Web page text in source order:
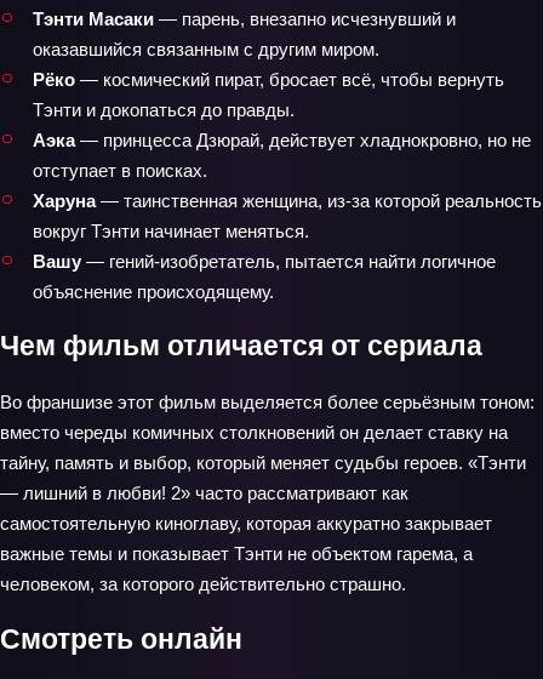
Тэнти Масаки — парень, внезапно исчезнувший и
оказавшийся связанным с другим миром.
Рёко — космический пират, бросает всё, чтобы вернуть
Тэнти и докопаться до правды.
Аэка— принцесса Дзюрай, действует хладнокровно, но не
отступает в поисках.
Харуна— таинственная женщина, из-за которой реальность
вокруг Тэнти начинает меняться.
Вашу — гений-изобретатель, пытается найти логичное
объяснение происходящему.
Чем фильм отличается от сериала
Во франшизе этот фильм выделяется более серьёзным тоном:
вместо череды комичных столкновений он делает ставку на
тайну, память и выбор, который меняет судьбы героев. «Тэнти
— лишний в любви! 2» часто рассматривают как
самостоятельную киноглаву, которая аккуратно закрывает
важные темы и показывает Тэнти не объектом гарема, а
человеком, за которого действительно страшно.
Смотреть онлайн